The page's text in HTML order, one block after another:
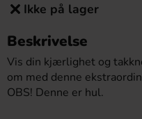
Ikke på lager
Beskrivelse
Vis din kjærlighet og
om med denne
OBS! Denne er hul.